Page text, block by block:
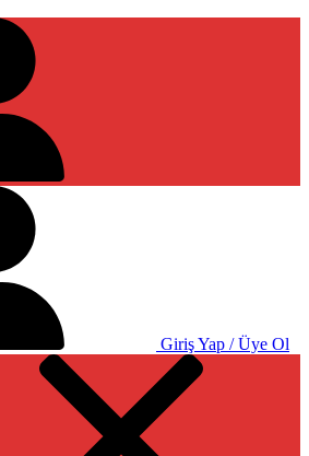
Giriş Yap / Üye Ol